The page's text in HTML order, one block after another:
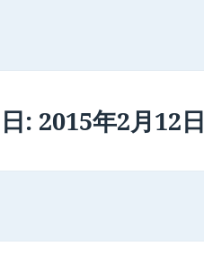
日: 2015年2月12日